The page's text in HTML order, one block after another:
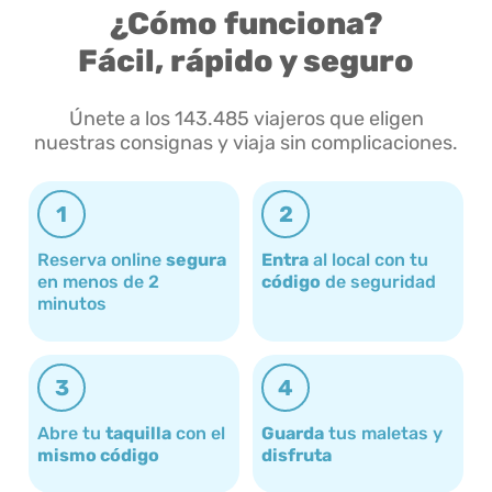
¿Cómo funciona?
Fácil, rápido y seguro
Únete a los 143.485 viajeros que eligen
nuestras consignas y viaja sin complicaciones.
1
Reserva online segura
en menos de 2
minutos
2
Entra al local con tu
código de seguridad
3
Abre tu taquilla con el
mismo código
4
Guarda tus maletas y
disfruta